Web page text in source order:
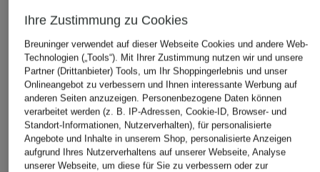
LUISA CERANO
Kleid
319,99 €
Bestpreis:271,99 €
Ursprünglich:399,95 €
CATNOIR
Hemdblusenkleid mit
3/4-Arm
159,99 €
Bestpreis:135,99 €
Ursprünglich:199,95 €
3/4-Arm
229,99 €
Bestpreis:
Ursprünglich:
ÄHNLICHE ARTIKEL ENTDECKEN
Ihre Zustimmung zu Cookies
Breuninger verwendet auf dieser Webseite Cookies und andere Web-
Technologien („Tools“). Mit Ihrer Zustimmung nutzen wir und unsere
Partner (Drittanbieter) Tools, um Ihr Shoppingerlebnis und unser
Onlineangebot zu verbessern und Ihnen interessante Werbung auf
anderen Seiten anzuzeigen. Personenbezogene Daten können
verarbeitet werden (z. B. IP-Adressen, Cookie-ID, Browser- und
Standort-Informationen, Nutzerverhalten), für personalisierte
Angebote und Inhalte in unserem Shop, personalisierte Anzeigen
aufgrund Ihres Nutzerverhaltens auf unserer Webseite, Analyse
unserer Webseite, um diese für Sie zu verbessern oder zur